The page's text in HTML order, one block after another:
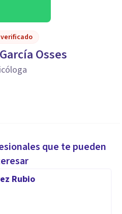
verificado
Osses
que te pueden
Rubio